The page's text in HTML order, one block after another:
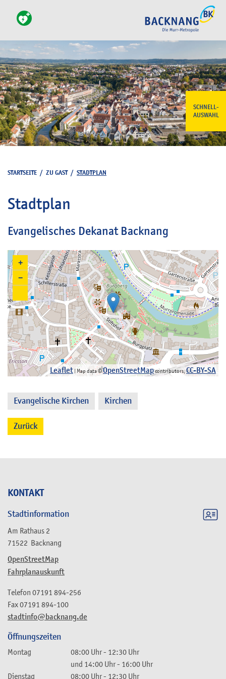
SCHNELL-
AUSWAHL
KONTAKT
Stadtinformation
Am Rathaus 2
71522 Backnang
OpenStreetMap
Fahrplanauskunft
stadtinfo@backnang.de
Telefon 07191 894-256
Fax07191 894-100
Öffnungszeiten
Montag 08:00 Uhr- 12:30 Uhr
und 14:00 Uhr- 16:00 Uhr
Dienstag
08:00 Uhr- 12:30 Uhr
STARTSEITE / ZU GAST/ STADTPLAN
Stadtplan
Evangelisches Dekanat Backnang
+
−
Leaflet | Map data ©OpenStreetMapcontributors,CC-BY-SA
Evangelische Kirchen Kirchen
Zurück